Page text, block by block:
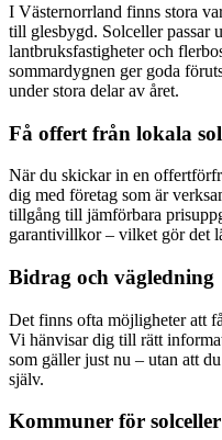
I Västernorrland finns stora
till glesbygd. Solceller passar
lantbruksfastigheter och
sommardygnen ger goda
under stora delar av året.
Få offert från lokala
När du skickar in en
dig med företag som är
tillgång till jämförbara
garantivillkor – vilket gör det
Bidrag och vägledning
Det finns ofta möjligheter att
Vi hänvisar dig till rätt
som gäller just nu – utan att
själv.
Kommuner för